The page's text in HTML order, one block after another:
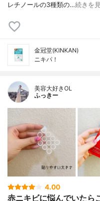
レチノールの3種類の…続きを
金冠堂(KINKAN)
ニキパ！
美容大好きOL
ふっきー
4.00
赤ニキビに悩んでいたら